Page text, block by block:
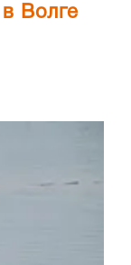
Волге